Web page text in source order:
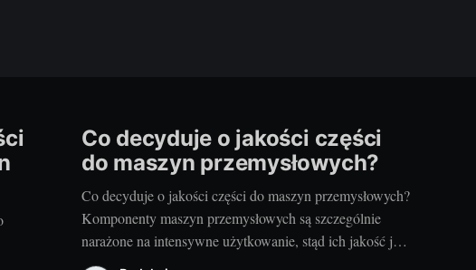
Co decyduje o jakości części
do maszyn przemysłowych?
Co decyduje o jakości części do maszyn przemysłowych?
Komponenty maszyn przemysłowych są szczególnie
narażone na intensywne użytkowanie, stąd ich jakość jest
kluczowa dla efektywności i niezawodności urządzeń. Są